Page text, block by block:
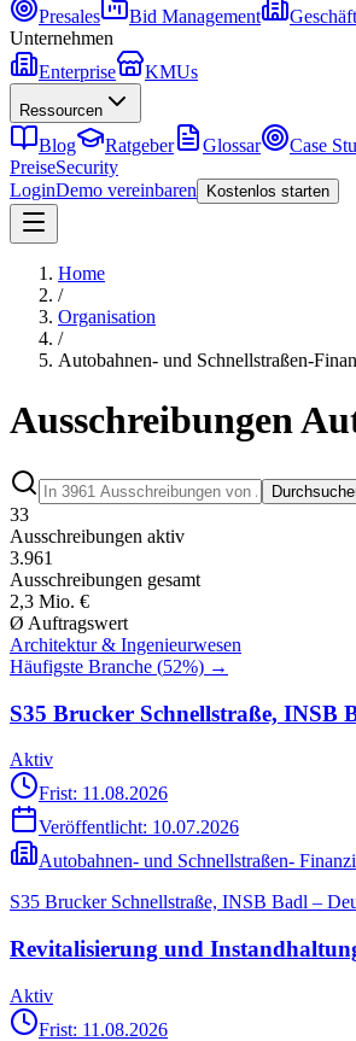
Presales
Bid Management
Unternehmen
Enterprise
KMUs
Ressourcen
Blog Ratgeber Glossar Case
PreiseSecurity
LoginDemo vereinbaren Kostenlos starten
Home
/
Organisation
/
Autobahnen- und Schnellstraßen-
Ausschreibungen
33
Ausschreibungen aktiv
3.961
Ausschreibungen gesamt
2,3 Mio. €
Ø Auftragswert
Architektur & Ingenieurwesen
Häufigste Branche (52%) →
S35 Brucker Schnellstraße, INSB
Aktiv
Frist: 11.08.2026
Veröffentlicht: 10.07.2026
Autobahnen- und Schnellstraßen-
S35 Brucker Schnellstraße, INSB Badl –
Revitalisierung und
Aktiv
Frist: 11.08.2026